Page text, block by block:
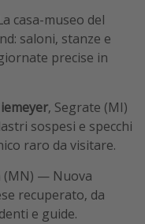
casa-museo del
saloni, stanze e
precise in
, Segrate (MI)
sospesi e specchi
raro da visitare.
(MN) — Nuova
recuperato, da
e guide.